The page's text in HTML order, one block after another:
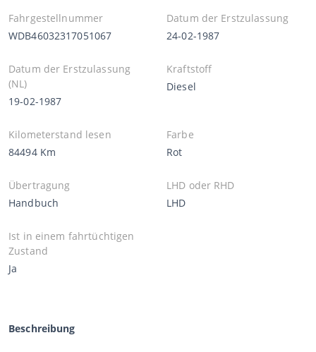
Fahrgestellnummer
WDB46032317051067
Datum der Erstzulassung
24-02-1987
Datum der Erstzulassung
(NL)
19-02-1987
Kraftstoff
Diesel
Kilometerstand lesen
84494 Km
Farbe
Rot
Übertragung
Handbuch
LHD oder RHD
LHD
Ist in einem fahrtüchtigen
Zustand
Ja
Beschreibung